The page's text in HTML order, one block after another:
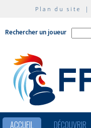
Plan du site |
Rechercher un joueur
ACCUEIL DÉCOUVRIR